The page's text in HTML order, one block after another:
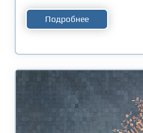
Подробнее